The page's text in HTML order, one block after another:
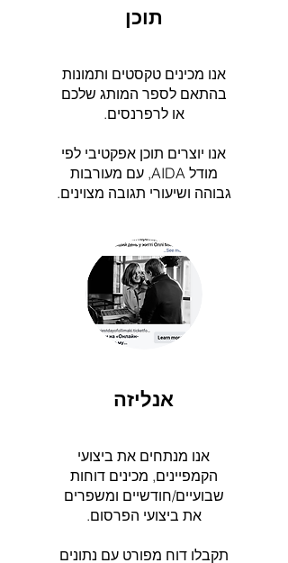
תוכן
אנו מכינים טקסטים ותמונות
בהתאם לספר המותג שלכם
או לרפרנסים.
אנו יוצרים תוכן אפקטיבי לפי
מודל AIDA, עם מעורבות
גבוהה ושיעורי תגובה מצוינים.
אנליזה
אנו מנתחים את ביצועי
הקמפיינים, מכינים דוחות
שבועיים/חודשיים ומשפרים
את ביצועי הפרסום.
תקבלו דוח מפורט עם נתונים